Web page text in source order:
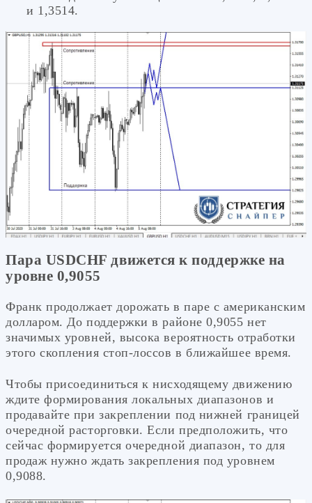
и 1,3514.
Пара USDCHF движется к поддержке на
уровне 0,9055
Франк продолжает дорожать в паре с американским
долларом. До поддержки в районе 0,9055 нет
значимых уровней, высока вероятность отработки
этого скопления стоп-лоссов в ближайшее время.
Чтобы присоединиться к нисходящему движению
ждите формирования локальных диапазонов и
продавайте при закреплении под нижней границей
очередной расторговки. Если предположить, что
сейчас формируется очередной диапазон, то для
продаж нужно ждать закрепления под уровнем
0,9088.